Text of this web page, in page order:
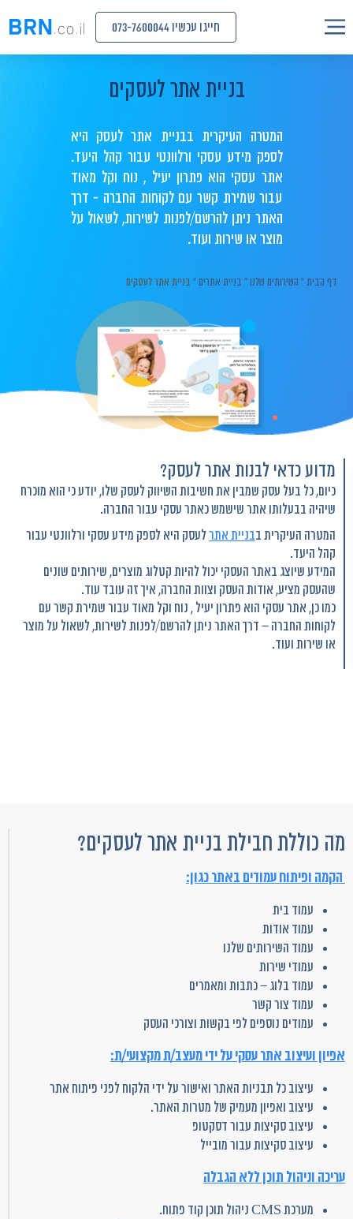
חייגו עכשיו 073-7600044
בניית אתר לעסקים
המטרה העיקרית בבניית אתר לעסק היא
לספק מידע עסקי ורלוונטי עבור קהל היעד.
אתר עסקי הוא פתרון יעיל , נוח וקל מאוד
עבור שמירת קשר עם לקוחות החברה - דרך
האתר ניתן להרשם/לפנות לשירות, לשאול על
מוצר או שירות ועוד.
דף הבית » השירותים שלנו » בניית אתרים » בניית אתר לעסקים
מדוע כדאי לבנות אתר לעסק?
כיום, כל בעל עסק שמבין את חשיבות השיווק לעסק שלו, יודע כי הוא מוכרח
שיהיה בבעלותו אתר שישמש כאתר עסקי עבור החברה.
המטרה העיקרית בבניית אתרלעסק היא לספק מידע עסקי ורלוונטי עבור
קהל היעד.
המידע שיוצג באתר העסקי יכול להיות קטלוג מוצרים, שירותים שונים
שהעסק מציע, אודות העסק וצוות החברה, איך זה עובד עוד.
כמו כן, אתר עסקי הוא פתרון יעיל , נוח וקל מאוד עבור שמירת קשר עם
לקוחות החברה – דרך האתר ניתן להרשם/לפנות לשירות, לשאול על מוצר
או שירות ועוד.
מה כוללת חבילת בניית אתר לעסקים?
הקמה ופיתוח עמודים באתר כגון:
עמוד בית
עמוד אודות
עמוד השירותים שלנו
עמודי שירות
עמוד בלוג – כתבות ומאמרים
עמוד צור קשר
עמודים נוספים לפי בקשות וצורכי העסק
אפיון ועיצוב אתר עסקי על ידי מעצב/ת מקצועי/ת:
עיצוב כל תבניות האתר ואישור על ידי הלקוח לפני פיתוח אתר
עיצוב ואפיון מעמיק של מטרות האתר.
עיצוב סקיצות עבור דסקטופ
עיצוב סקיצות עבור מובייל
עריכה וניהול תוכן ללא הגבלה
מערכת CMS ניהול תוכן קוד פתוח.